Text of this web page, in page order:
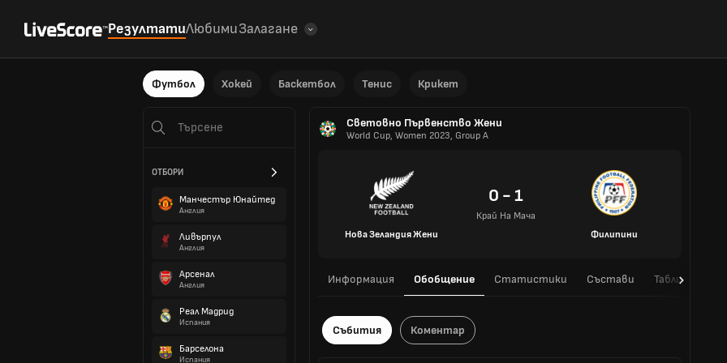
РезултатиЛюбимиЗалагане
Футбол Хокей Баскетбол Тенис Крикет
ОТБОРИ
Манчестър Юнайтед
Англия
Ливърпул
Англия
Арсенал
Англия
Реал Мадрид
Испания
Барселона
Испания
Световно Първенство Жени
World Cup, Women 2023, Group A
Нова Зеландия Жени
0 - 1
Край На Мача
Филипини
Информация Обобщение Статистики Състави Таблица
Събития Коментар